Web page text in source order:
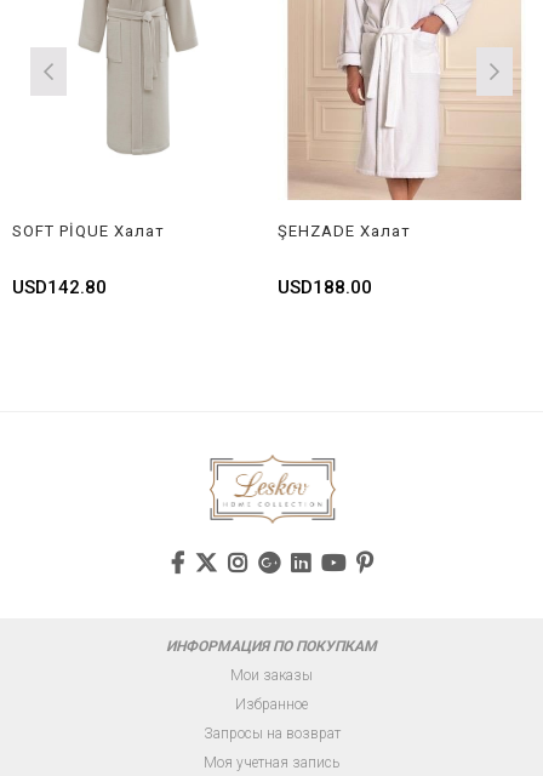
SOFT PİQUE Халат
USD142.80
ŞEHZADE Халат
USD188.00
ИНФОРМАЦИЯ ПО ПОКУПКАМ
Мои заказы
Избранное
Запросы на возврат
Моя учетная запись